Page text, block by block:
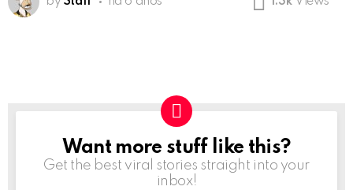
NEWSLETTER
Want more stuff like this?
Get the best viral stories straight into your
inbox!